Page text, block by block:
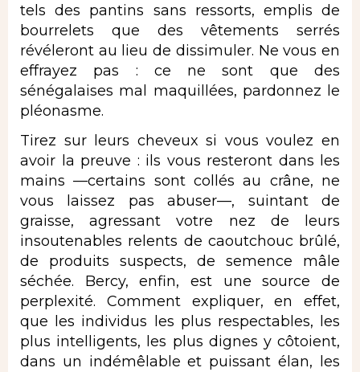
tels des pantins sans ressorts, emplis de
bourrelets que des vêtements serrés
révéleront au lieu de dissimuler. Ne vous en
effrayez pas : ce ne sont que des
sénégalaises mal maquillées, pardonnez le
pléonasme.
Tirez sur leurs cheveux si vous voulez en
avoir la preuve : ils vous resteront dans les
mains —certains sont collés au crâne, ne
vous laissez pas abuser—, suintant de
graisse, agressant votre nez de leurs
insoutenables relents de caoutchouc brûlé,
de produits suspects, de semence mâle
séchée. Bercy, enfin, est une source de
perplexité. Comment expliquer, en effet,
que les individus les plus respectables, les
plus intelligents, les plus dignes y côtoient,
dans un indémêlable et puissant élan, les